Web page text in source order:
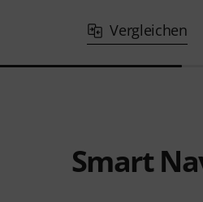
Vergleichen
Smart